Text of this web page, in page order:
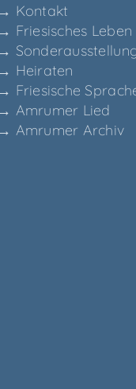
→ Kon­takt
→ Frie­si­sches Leben
→
→ Hei­ra­ten
→ Frie­si­sche
→ Amru­mer Lied
→ Amru­mer Archiv